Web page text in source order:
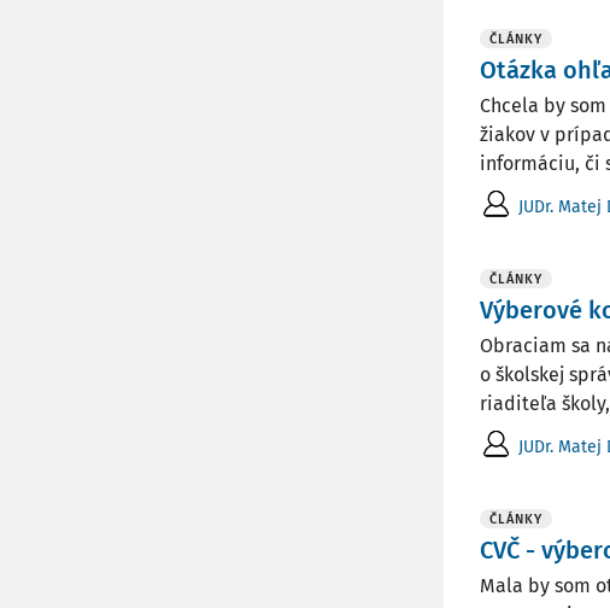
ČLÁNKY
Otázka
Chcela by
žiakov v
informáciu, či
JUDr. Matej
ČLÁNKY
Výberové
Obraciam sa
o školskej
riaditeľa
JUDr. Matej
ČLÁNKY
CVČ -
Mala by som